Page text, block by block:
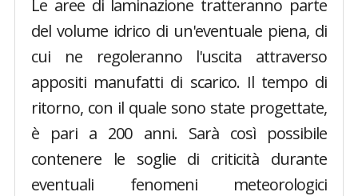
Le aree di laminazione tratteranno parte
del volume idrico di un'eventuale piena, di
cui ne regoleranno l'uscita attraverso
appositi manufatti di scarico. Il tempo di
ritorno, con il quale sono state progettate,
è pari a 200 anni. Sarà così possibile
contenere le soglie di criticità durante
eventuali fenomeni meteorologici